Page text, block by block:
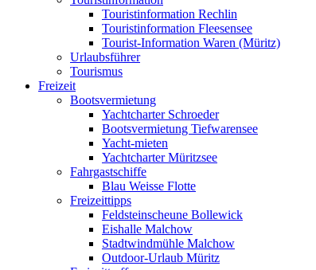
Touristinformation Rechlin
Touristinformation Fleesensee
Tourist-Information Waren (Müritz)
Urlaubsführer
Tourismus
Freizeit
Bootsvermietung
Yachtcharter Schroeder
Bootsvermietung Tiefwarensee
Yacht-mieten
Yachtcharter Müritzsee
Fahrgastschiffe
Blau Weisse Flotte
Freizeittipps
Feldsteinscheune Bollewick
Eishalle Malchow
Stadtwindmühle Malchow
Outdoor-Urlaub Müritz